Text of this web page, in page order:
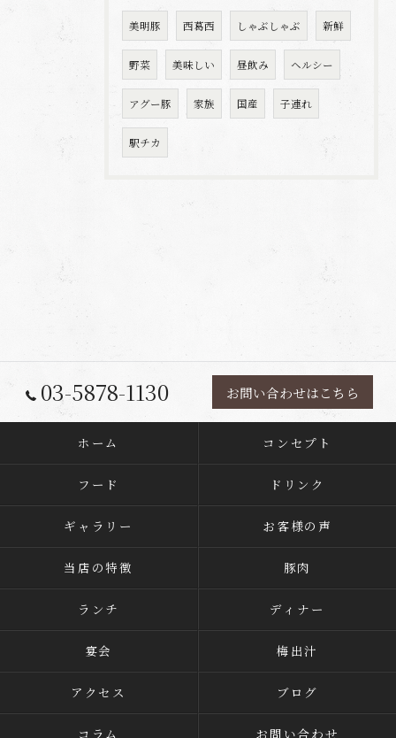
美明豚 西葛西 しゃぶしゃぶ 新鮮
野菜 美味しい 昼飲み ヘルシー
アグー豚 家族 国産 子連れ
駅チカ
03-5878-1130 お問い合わせはこちら
ホーム コンセプト
フード ドリンク
ギャラリー お客様の声
当店の特徴 豚肉
ランチ ディナー
宴会 梅出汁
アクセス ブログ
コラム お問い合わせ